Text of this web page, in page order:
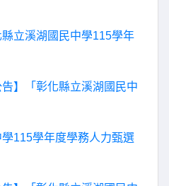
縣立溪湖國民中學115學年
告】「彰化縣立溪湖國民中
115學年度學務人力甄選